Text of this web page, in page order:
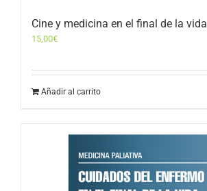
Cine y medicina en el final de la vida
15,00€
Añadir al carrito